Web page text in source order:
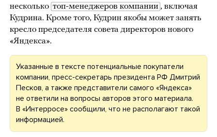
несколько топ-менеджеров компании , включая
Кудрина. Кроме того, Кудрин якобы может занять
кресло председателя совета директоров нового
«Яндекса».
Указанные в тексте потенциальные покупатели
компании, пресс-секретарь президента РФ Дмитрий
Песков, а также представители самого «Яндекса»
не ответили на вопросы авторов этого материала.
В «Интерросе» сообщили, что не располагают такой
информацией.